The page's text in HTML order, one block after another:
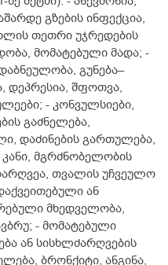
გზების ინფექცია,
თეთრი უჯრედების
მომატებული მადა; -
გუნება–
დეპრესია, შფოთვა,
- კონვულსიები,
გაძნელება,
დაძინების გართულება,
მგრძნობელობის
თვალის უჩვეულო
ან
მხედველობა,
- მომატებული
ან სისხლძარღვების
ბრონქიტი, ანგინა,